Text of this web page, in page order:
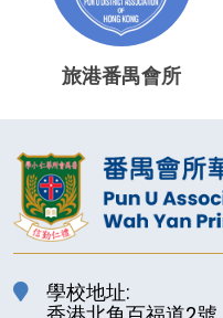
旅港番禺會所
學校地址: